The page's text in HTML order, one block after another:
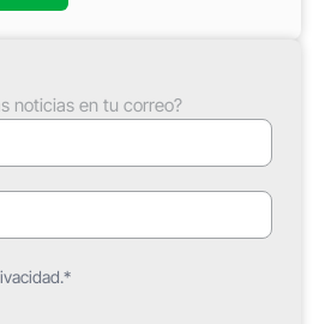
noticias en tu correo?